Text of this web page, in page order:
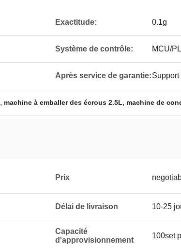
Exactitude: 0.1g
Système de contrôle: MCU/
Après service de garantie:
, machine à emballer des écrous 2.5L, machine de
Prix
Délai de livraison 10-25
Capacité
d'approvisionnement
100set